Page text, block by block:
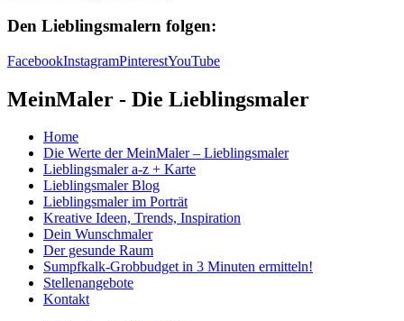
Den Lieblingsmalern folgen:
FacebookInstagramPinterestYouTube
MeinMaler - Die Lieblingsmaler
Home
Die Werte der MeinMaler – Lieblingsmaler
Lieblingsmaler a-z + Karte
Lieblingsmaler Blog
Lieblingsmaler im Porträt
Kreative Ideen, Trends, Inspiration
Dein Wunschmaler
Der gesunde Raum
Sumpfkalk-Grobbudget in 3 Minuten ermitteln!
Stellenangebote
Kontakt